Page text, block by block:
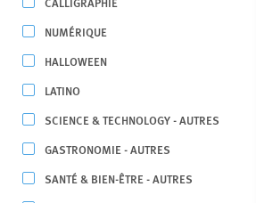
NUMÉRIQUE
HALLOWEEN
LATINO
SCIENCE & TECHNOLOGY - AUTRES
GASTRONOMIE - AUTRES
SANTÉ & BIEN-ÊTRE - AUTRES